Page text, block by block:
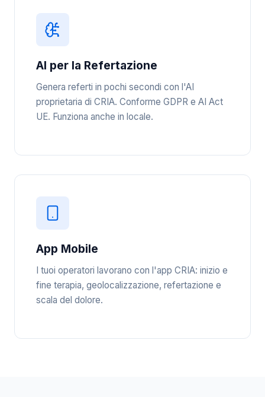
AI per la Refertazione
Genera referti in pochi secondi con l'AI
proprietaria di CRIA. Conforme GDPR e AI Act
UE. Funziona anche in locale.
App Mobile
I tuoi operatori lavorano con l'app CRIA: inizio e
fine terapia, geolocalizzazione, refertazione e
scala del dolore.